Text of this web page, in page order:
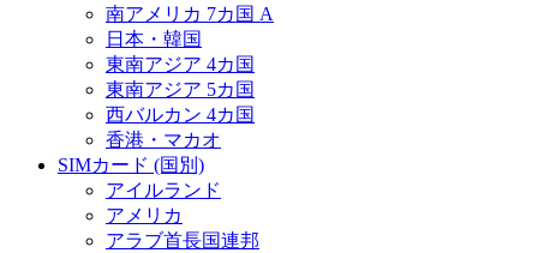
南アメリカ 7カ国 A
日本・韓国
東南アジア 4カ国
東南アジア 5カ国
西バルカン 4カ国
香港・マカオ
SIMカード (国別)
アイルランド
アメリカ
アラブ首長国連邦